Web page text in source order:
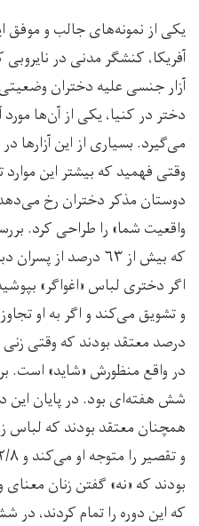
یکی از نمونه‌های جالب و موفق
آفریکا، کنشگر مدنی در نایروبی
دختر در کنیا، یکی از آن‌ها
می‌گیرد. بسیاری از این آزارها
وقتی فهمید که بیشتر این
دوستان مذکر دختران رخ
واقعیت شما» را طراحی کرد.
که بیش از ۶۳ درصد
اگر دختری لباس «اغواگر»
درصد معتقد بودند که وقتی
در واقع منظورش «شاید» است.
همچنان معتقد بودند که
بودند که «نه» گفتن زنان
که این دوره را تمام کردند،